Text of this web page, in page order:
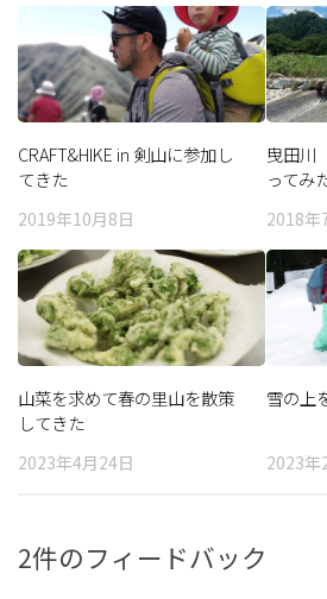
CRAFT&HIKE in 剣山に参加し
てきた
2019年10月8日
曳田川
ってみ
2018年
山菜を求めて春の里山を散策
してきた
2023年4月24日
雪の上
2023年
2件のフィードバック